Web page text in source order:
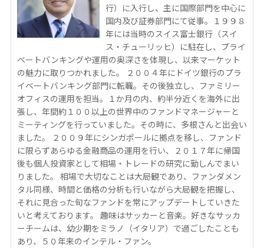
行）に入行し、主に国際部門を中心に
国内及び証券部門にて従事。１９９８
年には当時のスイス富士銀行（スイ
ス・チューリッヒ）に駐在し、プライ
ベートバンキングや運用の奥深さを体現し、以来マーケット
の魅力に取りつかれました。 ２００４年にドイツ銀行のプラ
イベートバンキング部門に転職。その後独立し、ファミリー
オフィスの運用を担当。１か月の内、約半分近くを海外に出
張し、年間約１００以上の世界中のファンドマネージャーと
ミーティングを行っていました。その時に、多根さんと出会い
ました。 ２００９年にシンガポールに拠点を移し、ファンド
に限らずあらゆる金融商品の運用を行い、２０１７年に帰国
後も個人投資家として相場・トレードの研究に勤しんでまい
りました。 相場で大切なことは大局観であり、ファンダメン
タル同様、時間と価格の分析も行いながら大局観を把握し、
それに見合った旬なファンドを常にアップデートしていきた
いと考えております。 趣味はサッカーと音楽。好きなサッカ
ーチームは、幼少期をミラノ（イタリア）で過ごしたことも
あり、５０年来のインテル・ファン。